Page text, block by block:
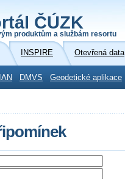
ČÚZK
produktům a službám resortu
INSPIRE Otevřená data
DMVS Geodetické aplikace